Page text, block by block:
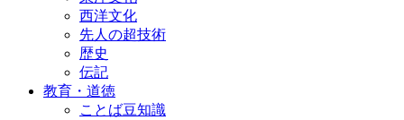
西洋文化
先人の超技術
歴史
伝記
教育・道徳
ことば豆知識